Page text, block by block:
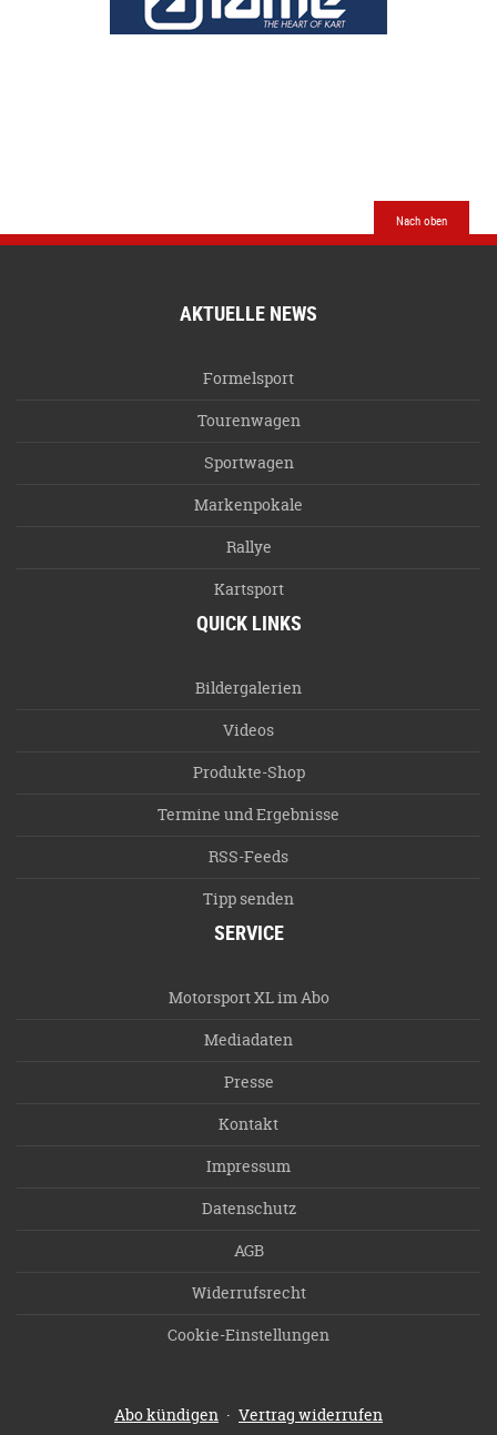
Nach oben
AKTUELLE NEWS
Formelsport
Tourenwagen
Sportwagen
Markenpokale
Rallye
Kartsport
QUICK LINKS
Bildergalerien
Videos
Produkte-Shop
Termine und Ergebnisse
RSS-Feeds
Tipp senden
SERVICE
Motorsport XL im Abo
Mediadaten
Presse
Kontakt
Impressum
Datenschutz
AGB
Widerrufsrecht
Cookie-Einstellungen
Abo kündigen · Vertrag widerrufen